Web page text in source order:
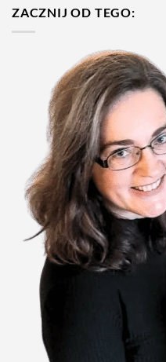
ZACZNIJ OD TEGO: